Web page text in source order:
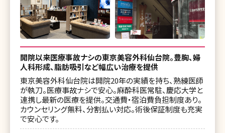
開院以来医療事故ナシの東京美容外科仙台院。豊胸、婦
人科形成、脂肪吸引など幅広い治療を提供
東京美容外科仙台院は開院20年の実績を持ち、熟練医師
が執刀。医療事故ナシで安心。麻酔科医常駐、慶応大学と
連携し最新の医療を提供。交通費・宿泊費負担制度あり。
カウンセリング無料、分割払い対応。術後保証制度も充実
で安心です。